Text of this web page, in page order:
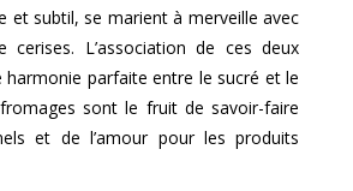
et subtil, se marient à merveille avec
cerises. L’association de ces deux
harmonie parfaite entre le sucré et le
sont le fruit de savoir-faire
et de l’amour pour les produits